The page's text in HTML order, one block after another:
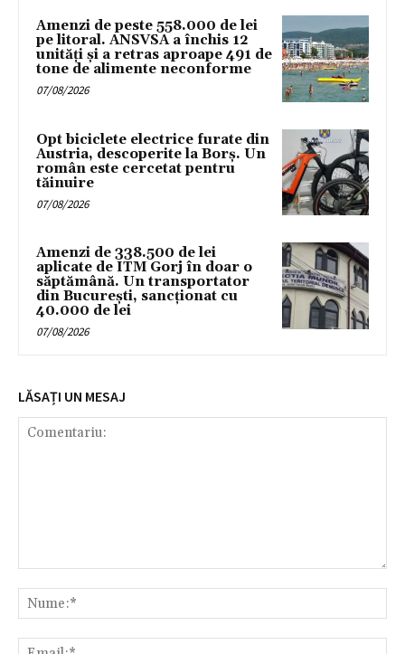
Amenzi de peste 558.000 de lei
pe litoral. ANSVSA a închis 12
unități și a retras aproape 491 de
tone de alimente neconforme
07/08/2026
Opt biciclete electrice furate din
Austria, descoperite la Borș. Un
român este cercetat pentru
tăinuire
07/08/2026
Amenzi de 338.500 de lei
aplicate de ITM Gorj în doar o
săptămână. Un transportator
din București, sancționat cu
40.000 de lei
07/08/2026
LĂSAȚI UN MESAJ